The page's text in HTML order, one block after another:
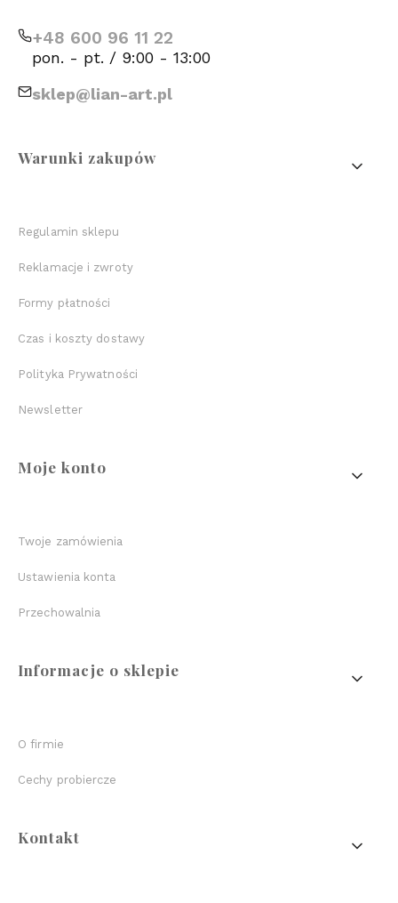
+48 600 96 11 22
pon. - pt. / 9:00 - 13:00
sklep@lian-art.pl
Linki w stopce
Warunki zakupów
Regulamin sklepu
Reklamacje i zwroty
Formy płatności
Czas i koszty dostawy
Polityka Prywatności
Newsletter
Moje konto
Twoje zamówienia
Ustawienia konta
Przechowalnia
Informacje o sklepie
O firmie
Cechy probiercze
Kontakt